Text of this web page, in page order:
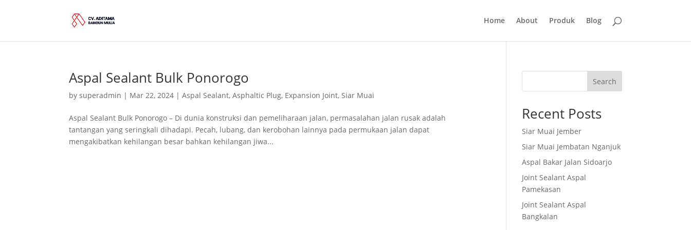
Home About Produk Blog
Aspal Sealant Bulk Ponorogo
bysuperadmin | Mar 22, 2024 |Aspal Sealant,Asphaltic Plug, Expansion Joint,Siar Muai
Aspal Sealant Bulk Ponorogo – Di dunia konstruksi dan pemeliharaan jalan, permasalahan jalan rusak adalah
tantangan yang seringkali dihadapi. Pecah, lubang, dan kerobohan lainnya pada permukaan jalan dapat
mengakibatkan kehilangan besar bahkan kehilangan jiwa...
Search
Recent Posts
Siar Muai Jember
Siar Muai Jembatan Nganjuk
Aspal Bakar Jalan Sidoarjo
Joint Sealant Aspal
Pamekasan
Joint Sealant Aspal
Bangkalan